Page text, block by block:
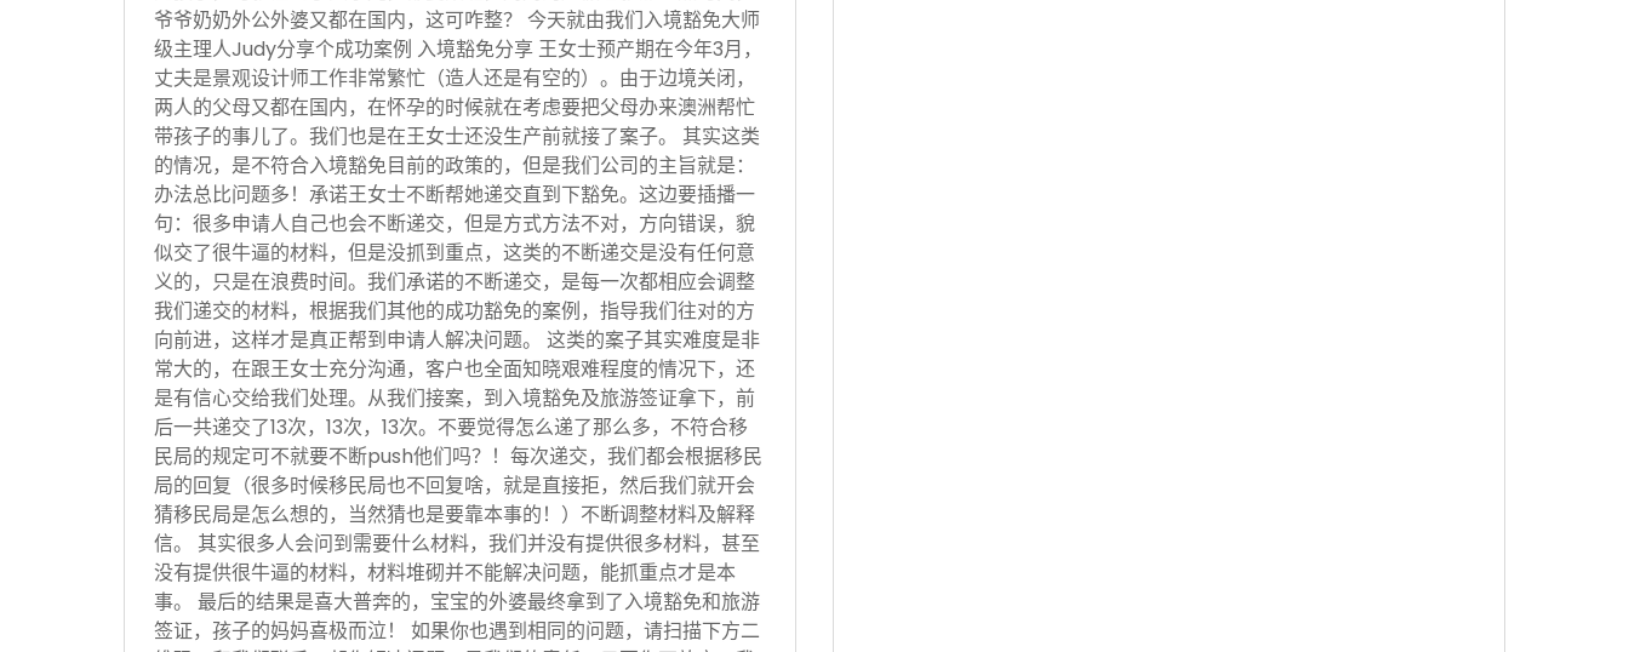
爷爷奶奶外公外婆又都在国内，这可咋整？ 今天就由我们入境豁免大师
级主理人Judy分享个成功案例 入境豁免分享 王女士预产期在今年3月，
丈夫是景观设计师工作非常繁忙（造人还是有空的）。由于边境关闭，
两人的父母又都在国内，在怀孕的时候就在考虑要把父母办来澳洲帮忙
带孩子的事儿了。我们也是在王女士还没生产前就接了案子。 其实这类
的情况，是不符合入境豁免目前的政策的，但是我们公司的主旨就是：
办法总比问题多！承诺王女士不断帮她递交直到下豁免。这边要插播一
句：很多申请人自己也会不断递交，但是方式方法不对，方向错误，貌
似交了很牛逼的材料，但是没抓到重点，这类的不断递交是没有任何意
义的，只是在浪费时间。我们承诺的不断递交，是每一次都相应会调整
我们递交的材料，根据我们其他的成功豁免的案例，指导我们往对的方
向前进，这样才是真正帮到申请人解决问题。 这类的案子其实难度是非
常大的，在跟王女士充分沟通，客户也全面知晓艰难程度的情况下，还
是有信心交给我们处理。从我们接案，到入境豁免及旅游签证拿下，前
后一共递交了13次，13次，13次。不要觉得怎么递了那么多，不符合移
民局的规定可不就要不断push他们吗？！每次递交，我们都会根据移民
局的回复（很多时候移民局也不回复啥，就是直接拒，然后我们就开会
猜移民局是怎么想的，当然猜也是要靠本事的！）不断调整材料及解释
信。 其实很多人会问到需要什么材料，我们并没有提供很多材料，甚至
没有提供很牛逼的材料，材料堆砌并不能解决问题，能抓重点才是本
事。 最后的结果是喜大普奔的，宝宝的外婆最终拿到了入境豁免和旅游
签证，孩子的妈妈喜极而泣！ 如果你也遇到相同的问题，请扫描下方二